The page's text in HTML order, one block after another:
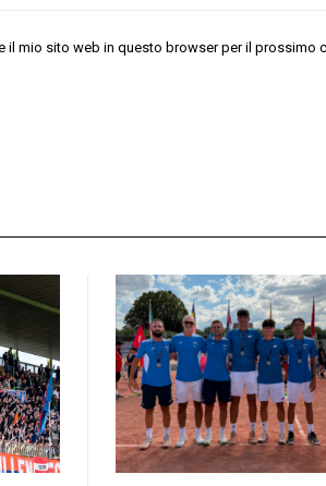
il mio sito web in questo browser per il prossimo